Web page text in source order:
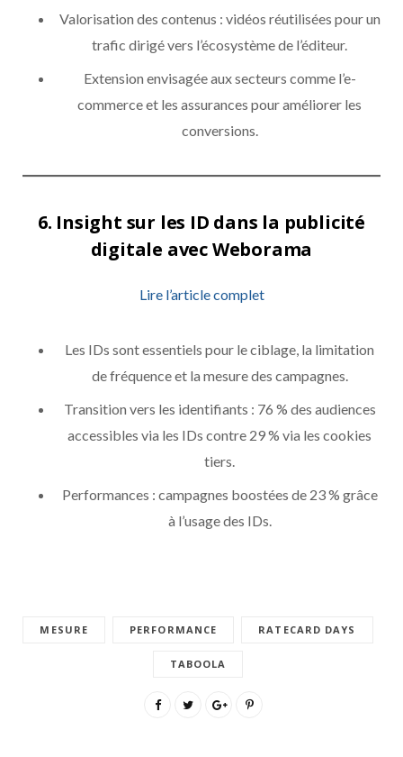
Valorisation des contenus : vidéos réutilisées pour un
trafic dirigé vers l’écosystème de l’éditeur.
Extension envisagée aux secteurs comme l’e-
commerce et les assurances pour améliorer les
conversions.
6. Insight sur les ID dans la publicité
digitale avec Weborama
Lire l’article complet
Les IDs sont essentiels pour le ciblage, la limitation
de fréquence et la mesure des campagnes.
Transition vers les identifiants : 76 % des audiences
accessibles via les IDs contre 29 % via les cookies
tiers.
Performances : campagnes boostées de 23 % grâce
à l’usage des IDs.
MESURE PERFORMANCE RATECARD DAYS
TABOOLA